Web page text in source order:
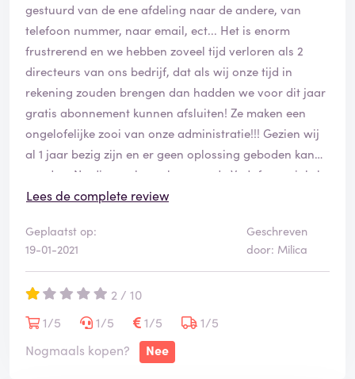
gestuurd van de ene afdeling naar de andere, van
telefoon nummer, naar email, ect... Het is enorm
frustrerend en we hebben zoveel tijd verloren als 2
directeurs van ons bedrijf, dat als wij onze tijd in
rekening zouden brengen dan hadden we voor dit jaar
gratis abonnement kunnen afsluiten! Ze maken een
ongelofelijke zooi van onze administratie!!! Gezien wij
al 1 jaar bezig zijn en er geen oplossing geboden kan
worden. Na diverse bezoeken aan de Vodafone winkel
en talloze beloftes hebben wij tot op heden nog steeds
schandalig hoe zij hun klanten behandelen!!!! Ze zijn
ongelofelijk moeilijk met iets dat zo simpel opgelost kan
worden! Ze zijn zeker geen zakelijke partner die
meedenkt, ze staan zeker niet voor goede service en ze
zijn zeker GEEN AANRADER voor een goede zakelijke
relatie! En als wij nu die diensten van hun willen
stoppen, krijgen we alleen een behoorlijk bedrag die
Lees de complete review
Geplaatst op:
19-01-2021
Geschreven
door: Milica
2 / 10
1/5
1/5 1/5
1/5
Nogmaals kopen?
Nee